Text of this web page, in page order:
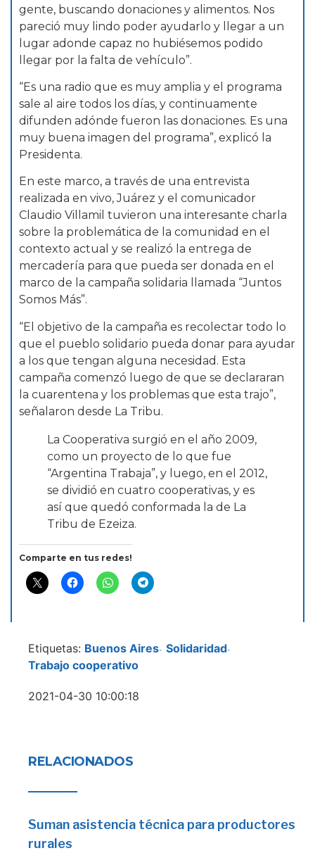
gente, buscando donaciones y alimentos. Nos
pareció muy lindo poder ayudarlo y llegar a un
lugar adonde capaz no hubiésemos podido
llegar por la falta de vehículo”.
“Es una radio que es muy amplia y el programa
sale al aire todos los días, y continuamente
difunden adónde fueron las donaciones. Es una
muy buena imagen del programa”, explicó la
Presidenta.
En este marco, a través de una entrevista
realizada en vivo, Juárez y el comunicador
Claudio Villamil tuvieron una interesante charla
sobre la problemática de la comunidad en el
contexto actual y se realizó la entrega de
mercadería para que pueda ser donada en el
marco de la campaña solidaria llamada “Juntos
Somos Más”.
“El objetivo de la campaña es recolectar todo lo
que el pueblo solidario pueda donar para ayudar
a los que tengan alguna necesidad. Esta
campaña comenzó luego de que se declararan
la cuarentena y los problemas que esta trajo”,
señalaron desde La Tribu.
La Cooperativa surgió en el año 2009,
como un proyecto de lo que fue
“Argentina Trabaja”, y luego, en el 2012,
se dividió en cuatro cooperativas, y es
así que quedó conformada la de La
Tribu de Ezeiza.
Comparte en tus redes!
Etiquetas: Buenos Aires- Solidaridad-
Trabajo cooperativo
2021-04-30 10:00:18
RELACIONADOS
Suman asistencia técnica para productores
rurales